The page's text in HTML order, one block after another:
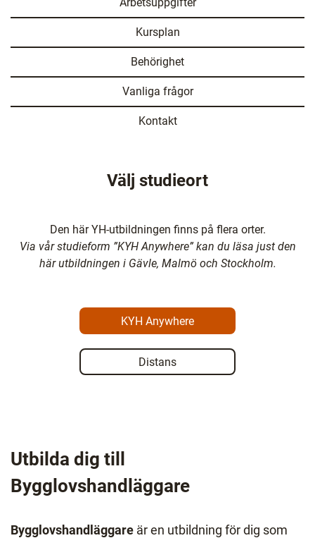
Kursplan
Behörighet
Vanliga frågor
Kontakt
Välj studieort
Den här YH-utbildningen finns på flera orter.
Via vår studieform ”KYH Anywhere” kan du läsa just den
här utbildningen i Gävle, Malmö och Stockholm.
KYH Anywhere
Distans
Utbilda dig till
Bygglovshandläggare
Bygglovshandläggare är en utbildning för dig som